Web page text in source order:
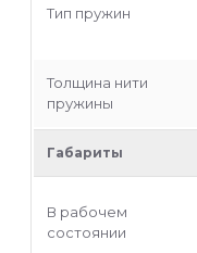
Тип пружин
Толщина нити
пружины
Габариты
В рабочем
состоянии